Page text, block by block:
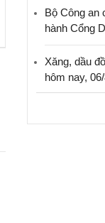
Bộ Công an
hành Cổng
Xăng, dầu
hôm nay,